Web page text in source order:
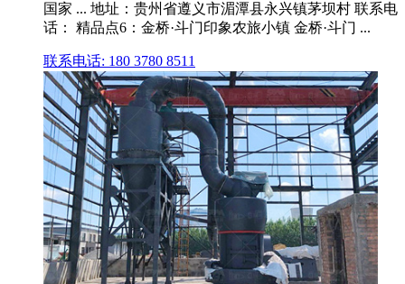
国家 ... 地址：贵州省遵义市湄潭县永兴镇茅坝村 联系电
话： 精品点6：金桥·斗门印象农旅小镇 金桥·斗门 ...
联系电话: 180 3780 8511